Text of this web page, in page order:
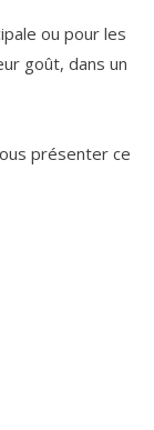
ou pour les
goût, dans un
présenter ce